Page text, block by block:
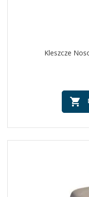
Kleszcze
